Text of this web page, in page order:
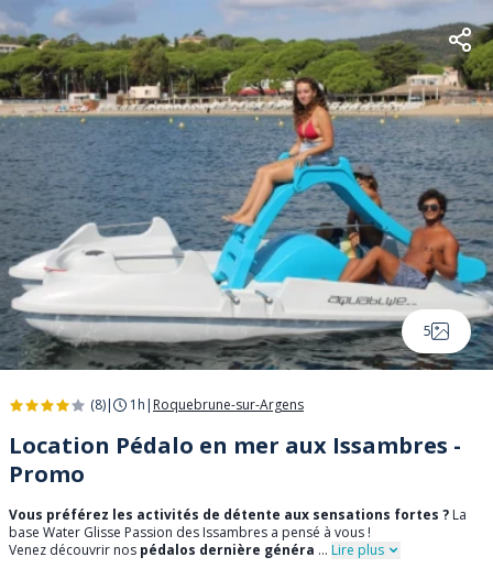
5
(8)| 1h | Roquebrune-sur-Argens
Location Pédalo en mer aux Issambres -
Promo
Vous préférez les activités de détente aux sensations fortes ? La
base Water Glisse Passion des Issambres a pensé à vous !
Venez découvrir nos pédalos dernière généra ... Lire plus